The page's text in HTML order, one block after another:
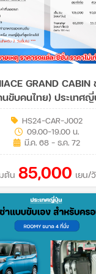
GRAND
ขับคนไทย) ประเทศ
HS24-CAR-J002
09.00-19.00 น.
มี.ค. 68 - ธ.ค. 72
ต้น 85,000 เยน/